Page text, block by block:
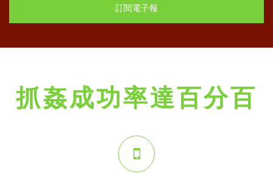
抓姦成功率達百分百